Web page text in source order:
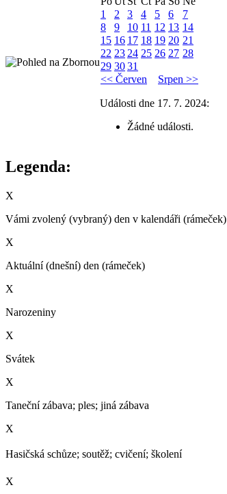
1
2 3 4 5 6
7
8
9 10 11 12 13 14
15 16 17 18 19 20 21
22 23 24 25 26 27 28
29 3031
<< Červen
Srpen >>
Události dne 17. 7. 2024:
Žádné události.
Legenda:
X
Vámi zvolený (vybraný) den v kalendáři (rámeček)
X
Aktuální (dnešní) den (rámeček)
X
Narozeniny
X
Svátek
X
Taneční zábava; ples; jiná zábava
X
Hasičská schůze; soutěž; cvičení; školení­
X